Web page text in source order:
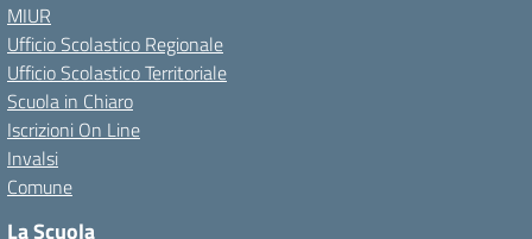
MIUR
Ufficio Scolastico Regionale
Ufficio Scolastico Territoriale
Scuola in Chiaro
Iscrizioni On Line
Invalsi
Comune
La Scuola